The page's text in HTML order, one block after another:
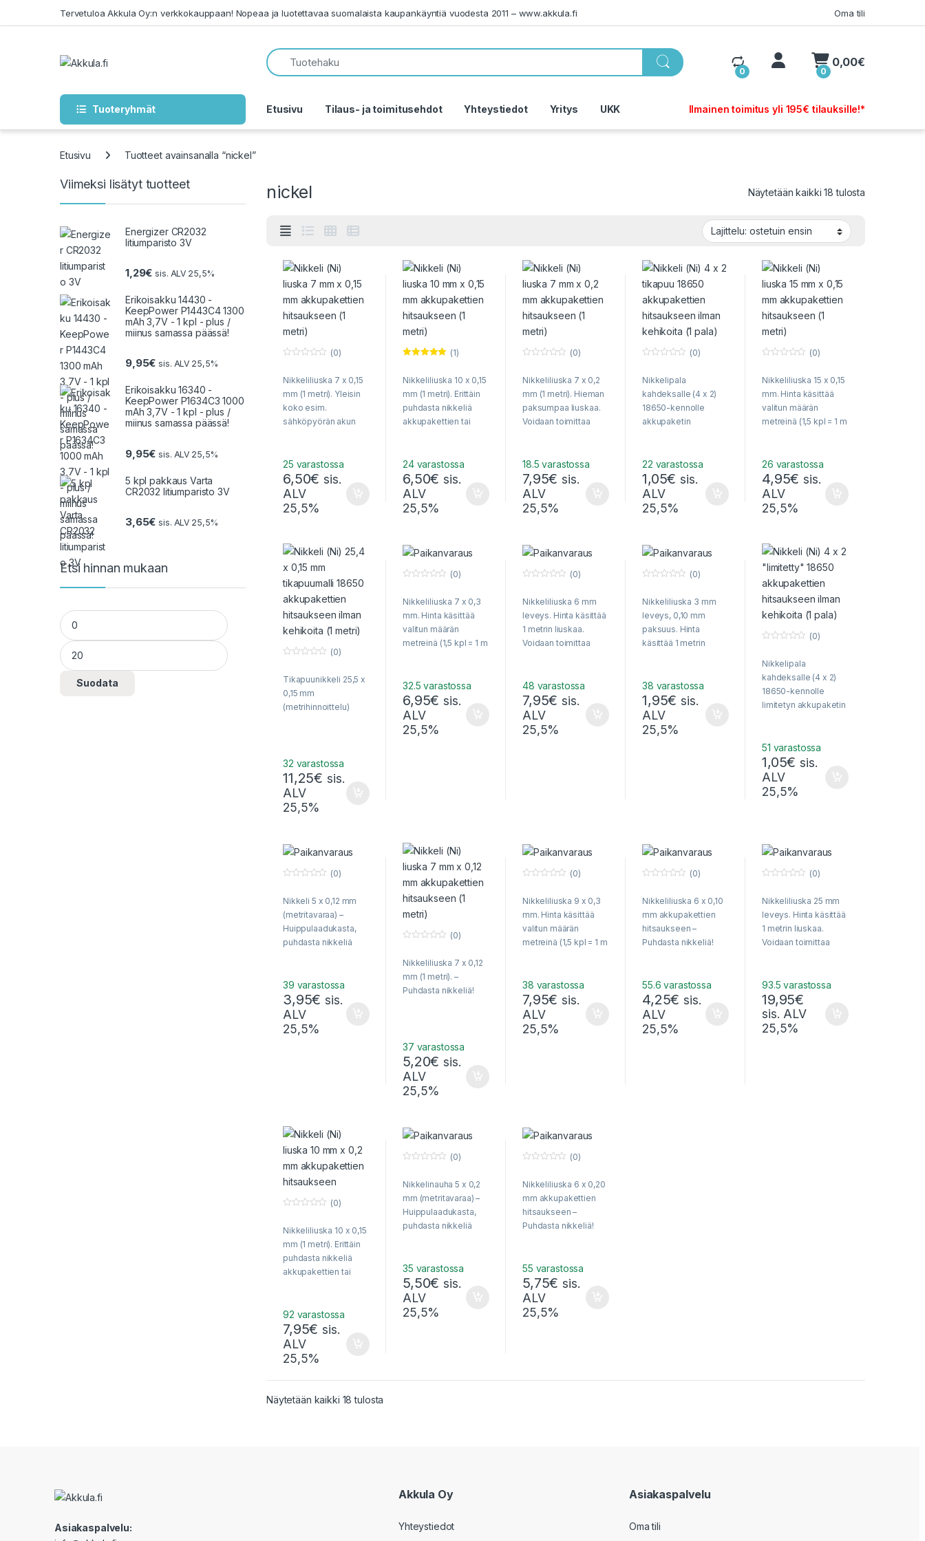
Tervetuloa Akkula Oy:n verkkokauppaan! Nopeaa ja luotettavaa suomalaista kaupankäyntiä vuodesta 2011 – www.akkula.fi Oma tili
0
My Account
0
0,00€
Tuoteryhmät Etusivu Tilaus- ja toimitusehdot Yhteystiedot Yritys UKK Ilmainen toimitus yli 195€ tilauksille!*
Etusivu Tuotteet avainsanalla “nickel”
nickel Näytetään kaikki 18 tulosta
u
o
f
(0)
Nikkeliliuska 7 x 0,15
mm (1 metri). Yleisin
koko esim.
sähköpyörän akun
liuskaa. Voidaan
toimittaa kirjeessä.
Puhdasta nikkeliä!
25 varastossa
6,50€ sis.
ALV
25,5%
5.00 / 5
(1)
Nikkeliliuska 10 x 0,15
mm (1 metri). Erittäin
puhdasta nikkeliä
akkupakettien tai
hitsaamiseen.
Voidaan toimittaa
kirjeenä /
pikkupakettina.
24 varastossa
6,50€ sis.
ALV
25,5%
u
o
f
5
(0)
Nikkeliliuska 7 x 0,2
mm (1 metri). Hieman
paksumpaa liuskaa.
Voidaan toimittaa
18.5 varastossa
7,95€ sis.
ALV
25,5%
u
o
f
(0)
Nikkelipala
kahdeksalle (4 x 2)
18650-kennolle
akkupaketin
22 varastossa
1,05€ sis.
ALV
25,5%
u
o
f
(0)
Nikkeliliuska 15 x 0,15
mm. Hinta käsittää
valitun määrän
metreinä (1,5 kpl = 1 m
26 varastossa
4,95€ sis.
ALV
25,5%
o
f
5
(0)
Tikapuunikkeli 25,5 x
0,15 mm
(metrihinnoittelu)
32 varastossa
11,25€ sis.
ALV
25,5%
u
o
f
5
(0)
Nikkeliliuska 7 x 0,3
mm. Hinta käsittää
valitun määrän
metreinä (1,5 kpl = 1 m
32.5 varastossa
6,95€ sis.
ALV
25,5%
u
o
f
5
(0)
Nikkeliliuska 6 mm
leveys. Hinta käsittää
1 metrin liuskaa.
Voidaan toimittaa
48 varastossa
7,95€ sis.
ALV
25,5%
u
o
f
5
(0)
Nikkeliliuska 3 mm
leveys, 0,10 mm
paksuus. Hinta
käsittää 1 metrin
Puhdasta nikkeliä!
38 varastossa
1,95€ sis.
ALV
25,5%
u
o
f
(0)
Nikkelipala
kahdeksalle (4 x 2)
18650-kennolle
limitetyn akkupaketin
51 varastossa
1,05€ sis.
ALV
25,5%
u
t
o
f
5
(0)
Nikkeli 5 x 0,12 mm
(metritavaraa) –
Huippulaadukasta,
puhdasta nikkeliä
39 varastossa
3,95€ sis.
ALV
25,5%
u
o
f
(0)
Nikkeliliuska 7 x 0,12
mm (1 metri). –
Puhdasta nikkeliä!
37 varastossa
5,20€ sis.
ALV
25,5%
u
o
f
5
(0)
Nikkeliliuska 9 x 0,3
mm. Hinta käsittää
valitun määrän
metreinä (1,5 kpl = 1 m
38 varastossa
7,95€ sis.
ALV
25,5%
u
o
f
5
(0)
Nikkeliliuska 6 x 0,10
mm akkupakettien
hitsaukseen –
Puhdasta nikkeliä!
55.6 varastossa
4,25€ sis.
ALV
25,5%
u
o
f
5
(0)
Nikkeliliuska 25 mm
leveys. Hinta käsittää
1 metrin liuskaa.
Voidaan toimittaa
93.5 varastossa
19,95€
sis. ALV
25,5%
u
o
f
5
(0)
Nikkeliliuska 10 x 0,15
mm (1 metri). Erittäin
puhdasta nikkeliä
akkupakettien tai
hitsaamiseen.
Voidaan toimittaa
kirjeenä /
pikkupakettina.
92 varastossa
7,95€ sis.
ALV
25,5%
u
o
f
5
(0)
Nikkelinauha 5 x 0,2
mm (metritavaraa) –
Huippulaadukasta,
puhdasta nikkeliä
35 varastossa
5,50€ sis.
ALV
25,5%
u
o
f
5
(0)
Nikkeliliuska 6 x 0,20
mm akkupakettien
hitsaukseen –
Puhdasta nikkeliä!
55 varastossa
5,75€ sis.
ALV
25,5%
Näytetään kaikki 18 tulosta
Viimeksi lisätyt tuotteet
Energizer CR2032
litiumparisto 3V
1,29€ sis. ALV 25,5%
Erikoisakku 14430 -
KeepPower P1443C4 1300
mAh 3,7V - 1 kpl - plus /
miinus samassa päässä!
9,95€ sis. ALV 25,5%
Erikoisakku 16340 -
KeepPower P1634C3 1000
mAh 3,7V - 1 kpl - plus /
miinus samassa päässä!
9,95€ sis. ALV 25,5%
5 kpl pakkaus Varta
CR2032 litiumparisto 3V
3,65€ sis. ALV 25,5%
Etsi hinnan mukaan
Minimihinta
Maksimihinta
Suodata
Asiakaspalvelu:
Akkula Oy
Yhteystiedot
Asiakaspalvelu
Oma tili